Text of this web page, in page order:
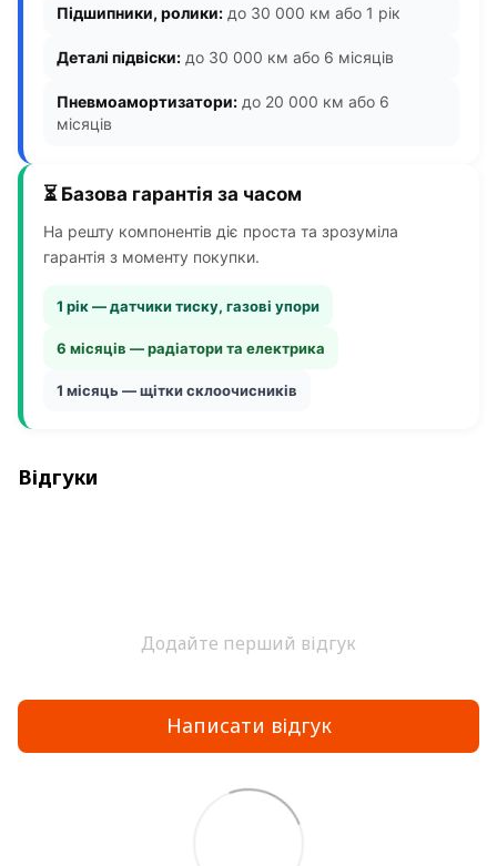
Підшипники, ролики: до 30 000 км або 1 рік
Деталі підвіски: до 30 000 км або 6 місяців
Пневмоамортизатори: до 20 000 км або 6
місяців
⏳ Базова гарантія за часом
На решту компонентів діє проста та зрозуміла
гарантія з моменту покупки.
1 рік — датчики тиску, газові упори
6 місяців — радіатори та електрика
1 місяць — щітки склоочисників
Відгуки
Додайте перший відгук
Написати відгук